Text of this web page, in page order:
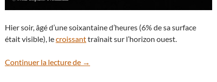
Hier soir, âgé d’une soixantaine d’heures (6% de sa surface
était visible), lecroissanttraînait sur l’horizon ouest.
Continuer la lecture de Croissant lunaire du 26 septembre
→